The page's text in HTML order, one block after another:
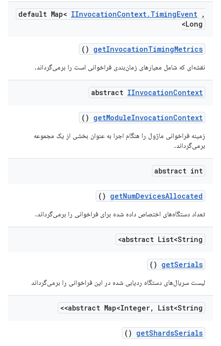
default Map< IInvocationContext. TimingEvent ,
Long>
getInvocationTimingMetrics
()
نقشه‌ای که شامل معیارهای زمان‌بندی فراخوانی است را برمی‌گرداند.
abstract IInvocationContext
getModuleInvocationContext
()
زمینه فراخوانی ماژول را هنگام اجرا به عنوان بخشی از یک مجموعه
برمی‌گرداند.
abstract int
getNumDevicesAllocated
()
تعداد دستگاه‌های اختصاص داده شده برای فراخوانی را برمی‌گرداند.
abstract List<String>
getSerials
()
لیست سریال‌های دستگاه ردیابی شده در این فراخوانی را برمی‌گرداند
abstract Map<Integer, List<String>>
getShardsSerials
()